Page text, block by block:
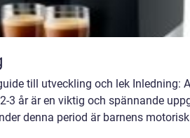
till utveckling och lek Inledning:
3 år är en viktig och spännande
denna period är barnens